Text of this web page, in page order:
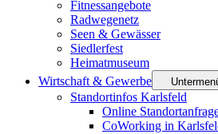
Fitnessangebote
Radwegenetz
Seen & Gewässer
Siedlerfest
Heimatmuseum
Wirtschaft & Gewerbe
Standortinfos Karlsfeld
Online
CoWorking in